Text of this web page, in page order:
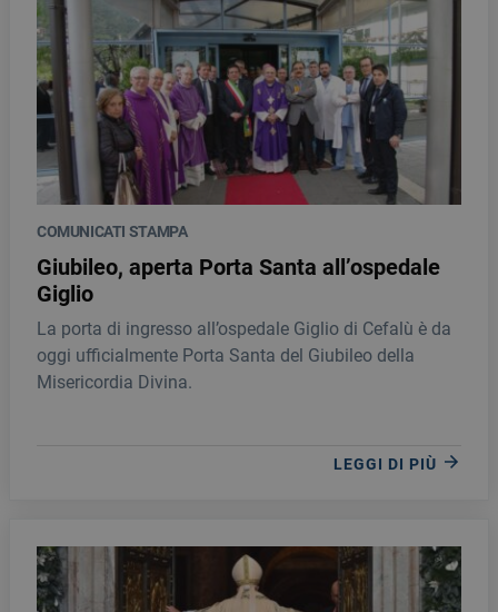
COMUNICATI STAMPA
Giubileo, aperta Porta Santa all’ospedale
Giglio
La porta di ingresso all’ospedale Giglio di Cefalù è da
oggi ufficialmente Porta Santa del Giubileo della
Misericordia Divina.
LEGGI DI PIÙ